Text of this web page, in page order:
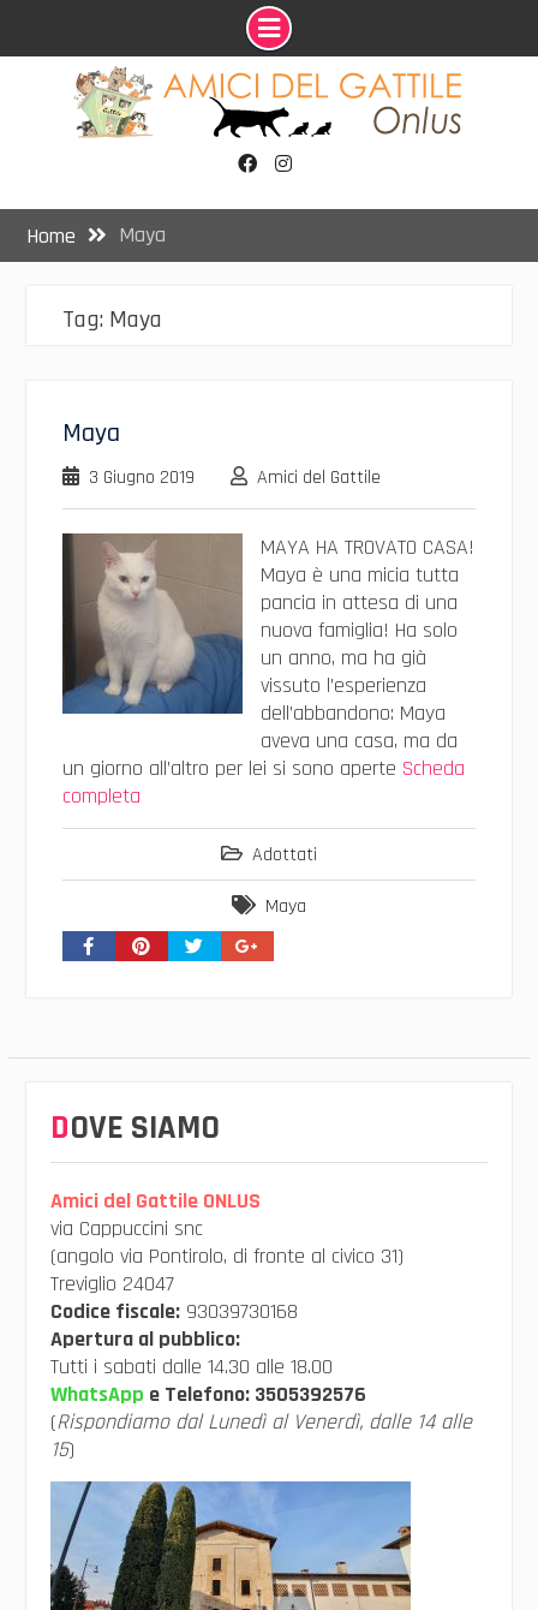
Home
Maya
Tag: Maya
Maya
3 Giugno 2019 Amici del Gattile
MAYA HA TROVATO CASA!
Maya è una micia tutta
pancia in attesa di una
nuova famiglia! Ha solo
un anno, ma ha già
vissuto l’esperienza
dell’abbandono: Maya
aveva una casa, ma da
un giorno all’altro per lei si sono aperte Scheda
completa
Adottati
Maya
DOVE SIAMO
Amici del Gattile ONLUS
via Cappuccini snc
(angolo via Pontirolo, di fronte al civico 31)
Treviglio 24047
Codice fiscale:93039730168
Apertura al pubblico:
Tutti i sabati dalle 14.30 alle 18.00
WhatsApp e Telefono: 3505392576
(Rispondiamo dal Lunedì al Venerdì, dalle 14 alle
15)